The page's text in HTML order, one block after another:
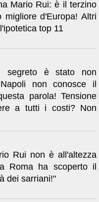
Mario Rui: è il terzino
migliore d'Europa! Altri
top 11
segreto è stato non
non conosce il
parola! Tensione
a tutti i costi? Non
Rui non è all'altezza
Roma ha scoperto il
dei sarriani!"